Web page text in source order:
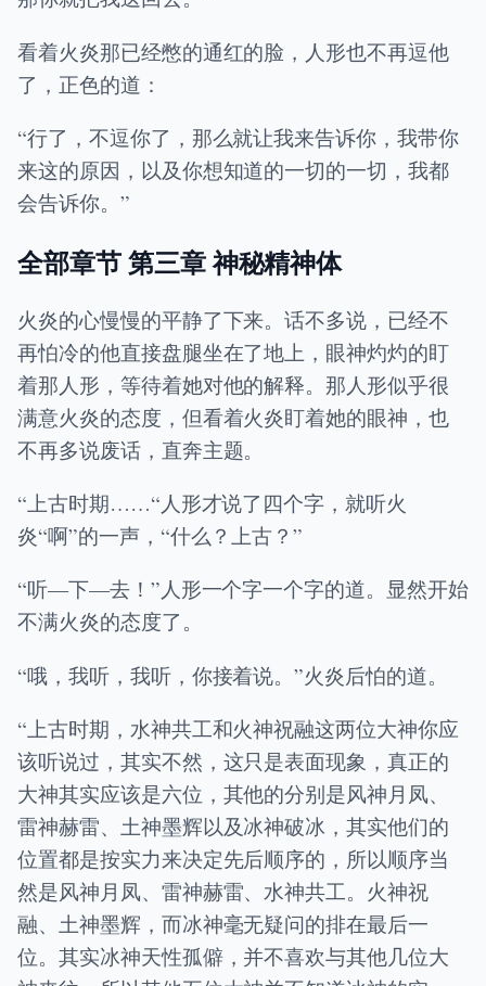
看着火炎那已经憋的通红的脸，人形也不再逗他
了，正色的道：
“行了，不逗你了，那么就让我来告诉你，我带你
来这的原因，以及你想知道的一切的一切，我都
会告诉你。”
全部章节 第三章 神秘精神体
火炎的心慢慢的平静了下来。话不多说，已经不
再怕冷的他直接盘腿坐在了地上，眼神灼灼的盯
着那人形，等待着她对他的解释。那人形似乎很
满意火炎的态度，但看着火炎盯着她的眼神，也
不再多说废话，直奔主题。
“上古时期……“人形才说了四个字，就听火
炎“啊”的一声，“什么？上古？”
“听—下—去！”人形一个字一个字的道。显然开始
不满火炎的态度了。
“哦，我听，我听，你接着说。”火炎后怕的道。
“上古时期，水神共工和火神祝融这两位大神你应
该听说过，其实不然，这只是表面现象，真正的
大神其实应该是六位，其他的分别是风神月凤、
雷神赫雷、土神墨辉以及冰神破冰，其实他们的
位置都是按实力来决定先后顺序的，所以顺序当
然是风神月凤、雷神赫雷、水神共工。火神祝
融、土神墨辉，而冰神毫无疑问的排在最后一
位。其实冰神天性孤僻，并不喜欢与其他几位大